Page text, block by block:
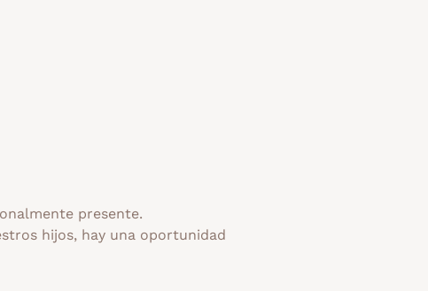
presente.
hijos, hay una oportunidad